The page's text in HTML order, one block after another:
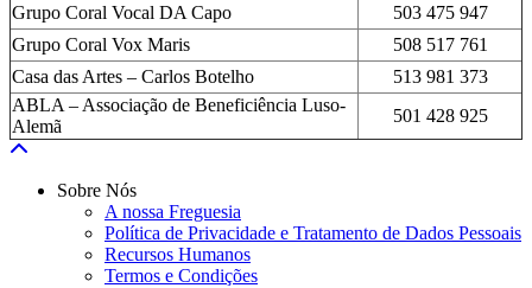
Grupo Coral Vocal DA Capo
503 475 947
Grupo Coral Vox Maris
508 517 761
Casa das Artes – Carlos Botelho
513 981 373
ABLA – Associação de Beneficiência Luso-
Alemã
501 428 925
Sobre Nós
A nossa Freguesia
Política de Privacidade e Tratamento de Dados Pessoais
Recursos Humanos
Termos e Condições